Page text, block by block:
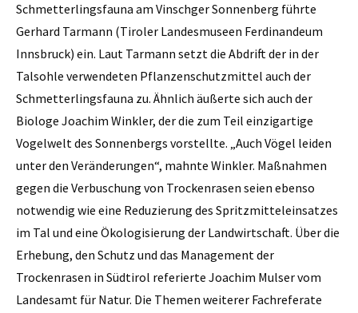
Schmetterlingsfauna am Vinschger Sonnenberg führte
Gerhard Tarmann (Tiroler Landesmuseen Ferdinandeum
Innsbruck) ein. Laut Tarmann setzt die Abdrift der in der
Talsohle verwendeten Pflanzenschutzmittel auch der
Schmetterlingsfauna zu. Ähnlich äußerte sich auch der
Biologe Joachim Winkler, der die zum Teil einzigartige
Vogelwelt des Sonnenbergs vorstellte. „Auch Vögel leiden
unter den Veränderungen“, mahnte Winkler. Maßnahmen
gegen die Verbuschung von Trockenrasen seien ebenso
notwendig wie eine Reduzierung des Spritzmitteleinsatzes
im Tal und eine Ökologisierung der Landwirtschaft. Über die
Erhebung, den Schutz und das Management der
Trockenrasen in Südtirol referierte Joachim Mulser vom
Landesamt für Natur. Die Themen weiterer Fachreferate